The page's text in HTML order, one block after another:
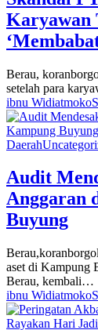
Karyawan
Berau,
setelah para
ibnu Widiatmoko
Daerah
Audit
Anggaran
Buyung
aset di Kampung
Berau, kembali…
ibnu Widiatmoko